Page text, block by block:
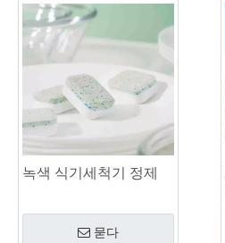
녹색 식기세척기 정제
묻다